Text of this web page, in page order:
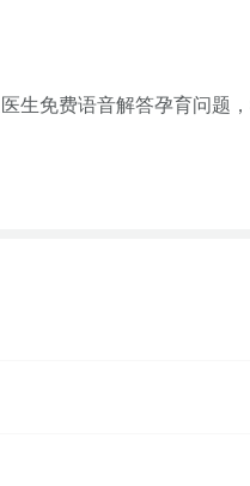
生免费语音解答孕育问题